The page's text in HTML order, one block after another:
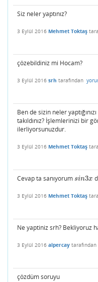
Siz neler yaptınız?
3 Eylül 2016 Mehmet Toktaş
çözebildiniz mi Hocam?
3 Eylül 2016 srh tarafından
Ben de sizin neler
takıldınız? İşlemlerinizi bir
ilerliyorsunuzdur.
3 Eylül 2016 Mehmet Toktaş
Cevap ta sanıyorum sin3x
sin3x
3 Eylül 2016 Mehmet Toktaş
Ne yaptiniz srh? Bekliyoruz
3 Eylül 2016 alpercay tarafından
çözdüm soruyu